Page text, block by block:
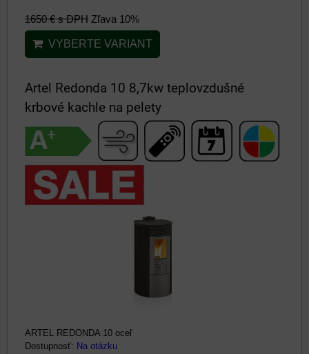
1650 €s DPH Zľava 10%
VYBERTE VARIANT
Artel Redonda 10 8,7kw teplovzdušné
krbové kachle na pelety
ARTEL REDONDA 10 oceľ
Dostupnosť: Na otázku